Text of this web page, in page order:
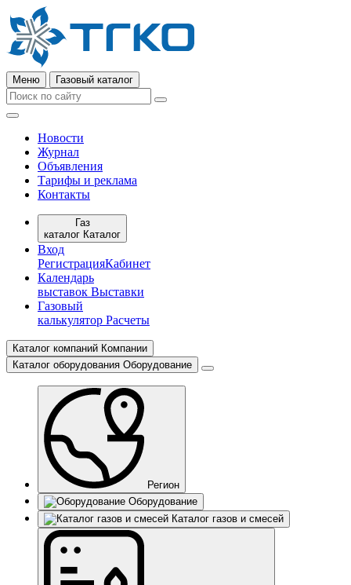
Меню Газовый каталог
Новости
Журнал
Объявления
Тарифы и реклама
Контакты
Газ
каталог Каталог
Вход
РегистрацияКабинет
Календарь
выставок Выставки
Газовый
калькулятор Расчеты
Каталог компаний Компании
Каталог оборудования Оборудование
Регион
Оборудование
Каталог газов и смесей